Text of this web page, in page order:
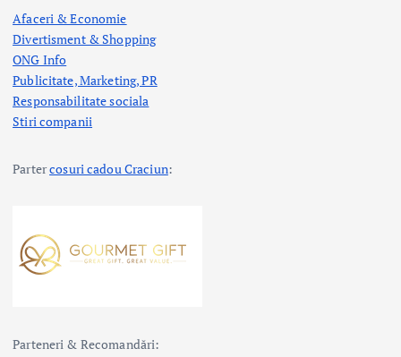
Afaceri & Economie
Divertisment & Shopping
ONG Info
Publicitate, Marketing, PR
Responsabilitate sociala
Stiri companii
Partercosuri cadou Craciun:
Parteneri & Recomandări: